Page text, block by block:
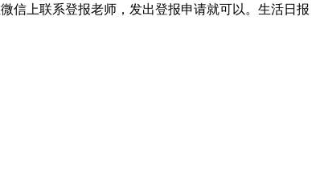
信上联系登报老师，发出登报申请就可以。生活日报